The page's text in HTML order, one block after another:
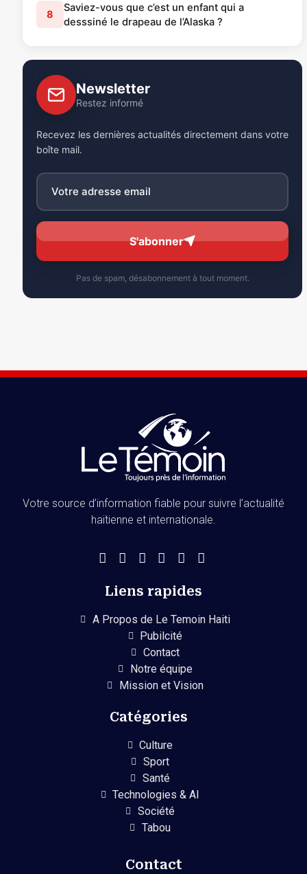
8
Saviez-vous que c’est un enfant qui a
desssiné le drapeau de l’Alaska ?
Newsletter
Restez informé
Recevez les dernières actualités directement dans votre
boîte mail.
S'abonner
Pas de spam, désabonnement à tout moment.
Votre source d’information fiable pour suivre l’actualité
haïtienne et internationale.
Liens rapides
A Propos de Le Temoin Haiti
Pubilcité
Contact
Notre équipe
Mission et Vision
Catégories
Culture
Sport
Santé
Technologies & AI
Société
Tabou
Contact